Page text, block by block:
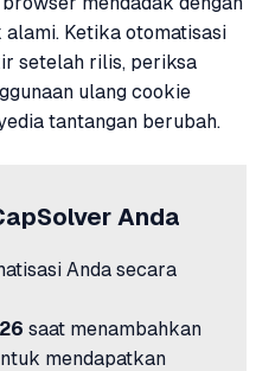
Ketika otomatisasi
setelah rilis, periksa
ulang cookie
tantangan berubah.
Anda
Anda secara
saat menambahkan
mendapatkan